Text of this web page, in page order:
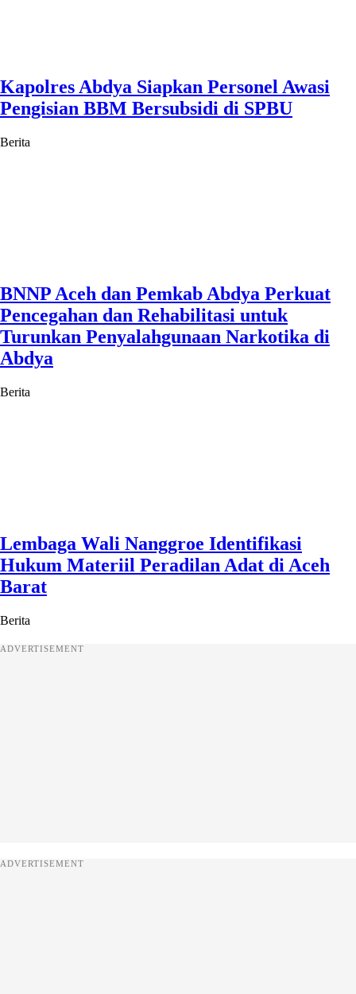
Kapolres Abdya Siapkan Personel Awasi
Pengisian BBM Bersubsidi di SPBU
Berita
BNNP Aceh dan Pemkab Abdya Perkuat
Pencegahan dan Rehabilitasi untuk
Turunkan Penyalahgunaan Narkotika di
Abdya
Berita
Lembaga Wali Nanggroe Identifikasi
Hukum Materiil Peradilan Adat di Aceh
Barat
Berita
ADVERTISEMENT
ADVERTISEMENT